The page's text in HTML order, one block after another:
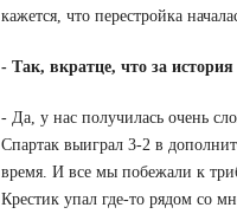
кажется, что перестройка
- Так, вкратце, что за
- Да, у нас получилась очень
Спартак выиграл 3-2 в
время. И все мы побежали к
Крестик упал где-то рядом со